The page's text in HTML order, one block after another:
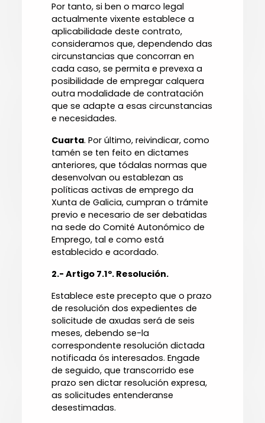
Por tanto, si ben o marco legal
actualmente vixente establece a
aplicabilidade deste contrato,
consideramos que, dependendo das
circunstancias que concorran en
cada caso, se permita e prevexa a
posibilidade de empregar calquera
outra modalidade de contratación
que se adapte a esas circunstancias
e necesidades.
Cuarta. Por último, reivindicar, como
tamén se ten feito en dictames
anteriores, que tódalas normas que
desenvolvan ou establezan as
políticas activas de emprego da
Xunta de Galicia, cumpran o trámite
previo e necesario de ser debatidas
na sede do Comité Autonómico de
Emprego, tal e como está
establecido e acordado.
2.- Artigo 7.1º. Resolución.
Establece este precepto que o prazo
de resolución dos expedientes de
solicitude de axudas será de seis
meses, debendo se-la
correspondente resolución dictada
notificada ós interesados. Engade
de seguido, que transcorrido ese
prazo sen dictar resolución expresa,
as solicitudes entenderanse
desestimadas.